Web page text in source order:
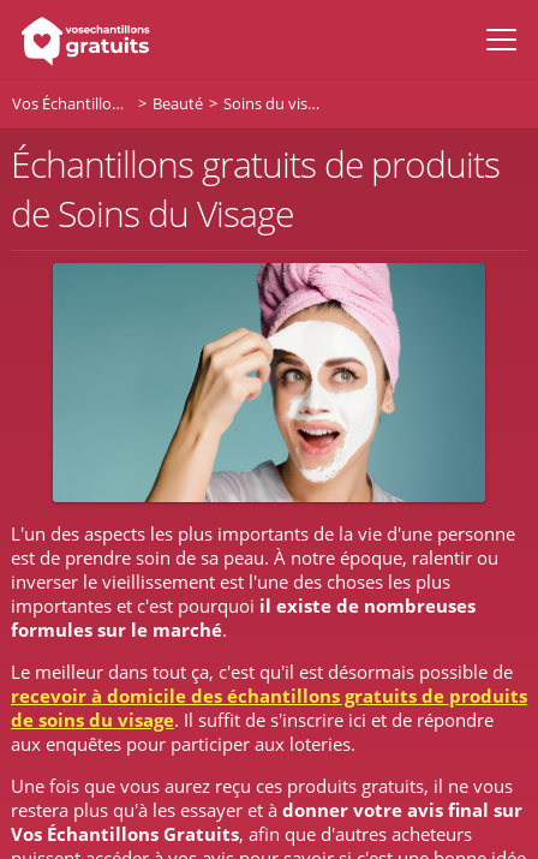
Vos Échantillons Gratuits Beauté Soins du visage
Échantillons gratuits de produits
de Soins du Visage
L'un des aspects les plus importants de la vie d'une personne
est de prendre soin de sa peau. À notre époque, ralentir ou
inverser le vieillissement est l'une des choses les plus
importantes et c'est pourquoi il existe de nombreuses
formules sur le marché.
Le meilleur dans tout ça, c'est qu'il est désormais possible de
recevoir à domicile des échantillons gratuits de produits
de soins du visage. Il suffit de s'inscrire ici et de répondre
aux enquêtes pour participer aux loteries.
Une fois que vous aurez reçu ces produits gratuits, il ne vous
restera plus qu'à les essayer et à donner votre avis final sur
Vos Échantillons Gratuits, afin que d'autres acheteurs